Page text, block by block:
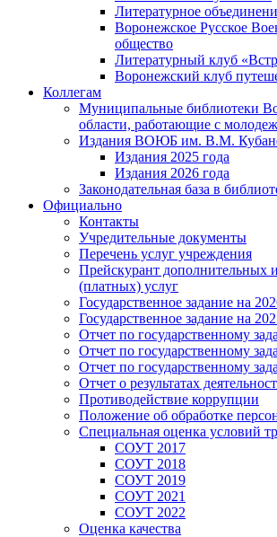
Литературное
Воронежское Русское
общество
Литературный клуб
Воронежский клуб
Коллегам
Муниципальные библиотеки
области, работающие с
Издания ВОЮБ им. В.М.
Издания 2025 года
Издания 2026 года
Законодательная база в
Официально
Контакты
Учредительные документы
Перечень услуг учреждения
Прейскурант дополнительных
(платных) услуг
Государственное задание на
Государственное задание на
Отчет по государственному
Отчет по государственному
Отчет по государственному
Отчет о результатах
Противодействие коррупции
Положение об обработке
Специальная оценка условий
СОУТ 2017
СОУТ 2018
СОУТ 2019
СОУТ 2021
СОУТ 2022
Оценка качества